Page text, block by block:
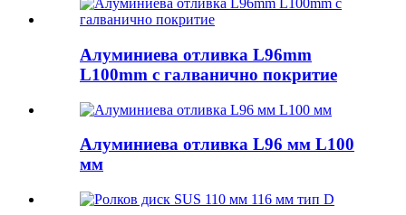
Алуминиева отливка L96mm
L100mm с галванично покритие
Алуминиева отливка L96 мм L100
мм